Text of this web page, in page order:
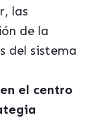
las
de la
del sistema
el centro